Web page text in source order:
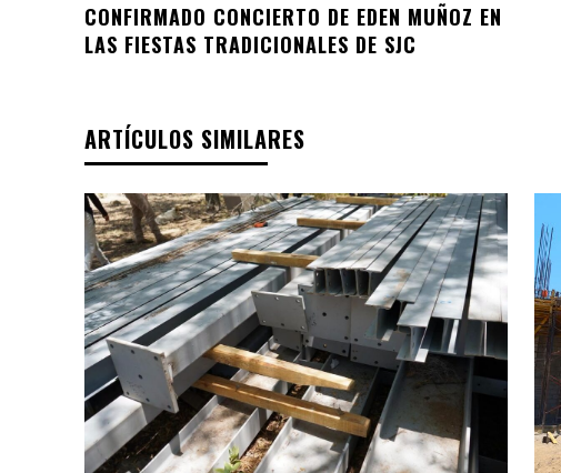
CONFIRMADO CONCIERTO DE EDEN MUÑOZ EN
LAS FIESTAS TRADICIONALES DE SJC
ARTÍCULOS SIMILARES